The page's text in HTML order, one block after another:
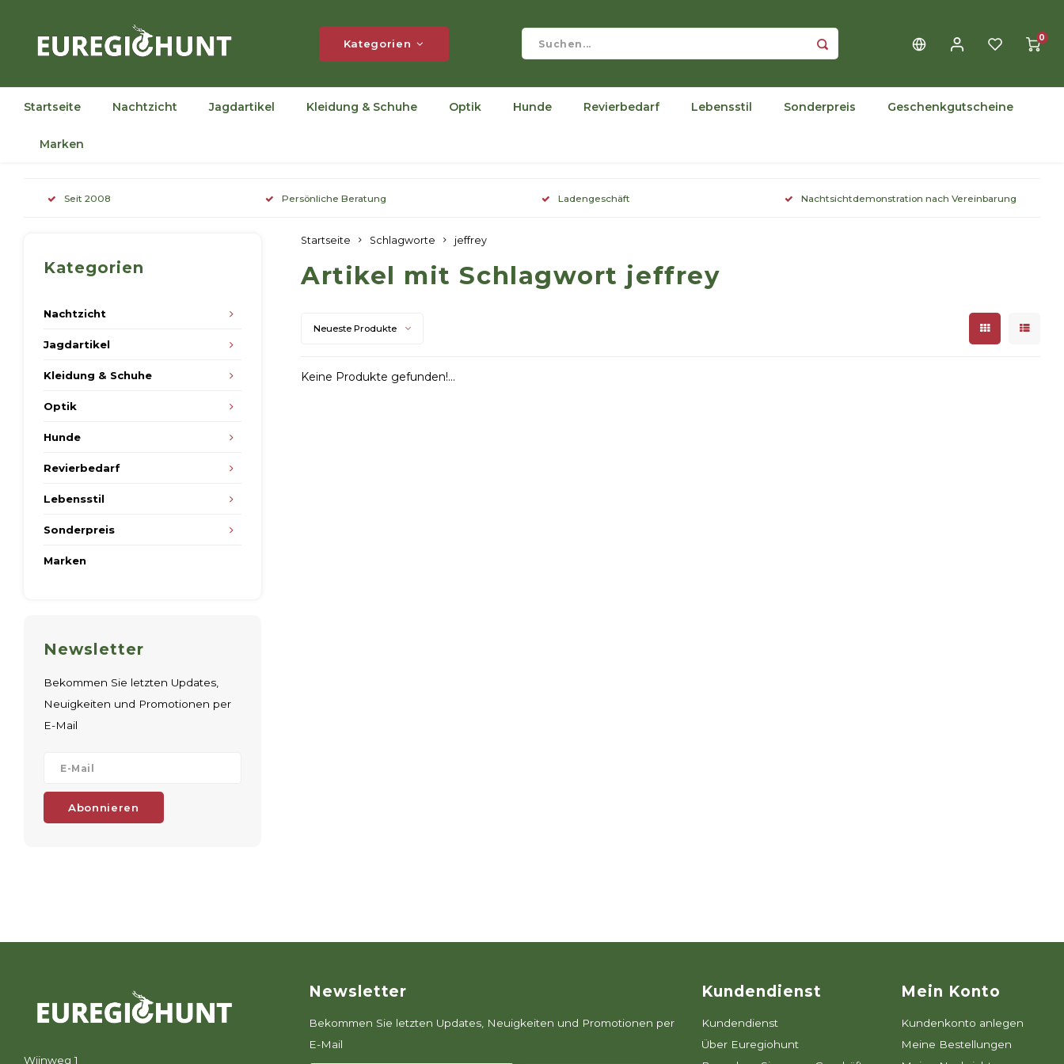
Kategorien 0
Startseite Nachtzicht Jagdartikel Kleidung & Schuhe Optik Hunde Revierbedarf Lebensstil Sonderpreis Geschenkgutscheine
Marken
Seit 2008 Persönliche Beratung Ladengeschäft Nachtsichtdemonstration nach Vereinbarung
Kategorien
Nachtzicht
Jagdartikel
Kleidung & Schuhe
Optik
Hunde
Revierbedarf
Lebensstil
Sonderpreis
Marken
Newsletter
Bekommen Sie letzten Updates,
Neuigkeiten und Promotionen per
E-Mail
Abonnieren
Startseite Schlagworte jeffrey
Artikel mit Schlagwort jeffrey
Neueste Produkte
Keine Produkte gefunden!...
Wijnweg 1
Newsletter
Bekommen Sie letzten Updates, Neuigkeiten und Promotionen per
E-Mail
Kundendienst
Kundendienst
Über Euregiohunt
Mein Konto
Kundenkonto anlegen
Meine Bestellungen